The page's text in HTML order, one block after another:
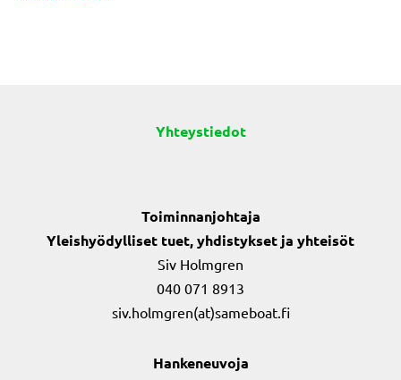
Yhteystiedot
Toiminnanjohtaja
Yleishyödylliset tuet, yhdistykset ja yhteisöt
Siv Holmgren
040 071 8913
siv.holmgren(at)sameboat.fi
Hankeneuvoja